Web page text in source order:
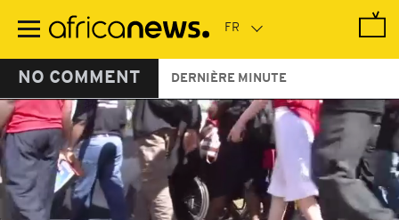
contenu
NO COMMENT DERNIÈRE MINUTE